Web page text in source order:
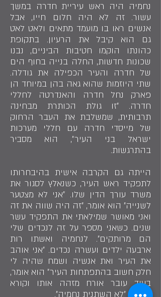
נחמיה היה ראש עיריית חדרה במשך
עשור. זה לא היה חלום חייו, אבל
אנשים ראו בו מועמד מתאים ולאט לאט
גם הוא קיבל את הרעיון. בתקופת
כהונתו הוקמו חטיבות הביניים, נבנו
שכונות חדשות, החלה בנייה בחוף הים
של חדרה והעיר הכפילה את גודלה.
שתי היוזמות שהוא גאה בהן במיוחד הן
פארק נחל חדרה והאנדרטה לחללי
חדרה. ״זו גולת הכותרת מבחינה
תרבותית, שמשלבת את העבר הרחוק
של מייסדי חדרה עם חללי מערכות
ישראל בני העיר״, הוא מסביר
בהתרגשות.
הייתה גם הקרבה אישית בהיבחרותו
לתפקיד ראש העיר, כשנאלץ לסגור את
משרד עורך הדין שלו. ״אני לא מצטער
לשנייה״ הוא אומר, ״זה היה שווה את זה
ואני מאושר שמילאתי את התפקיד עשר
שנים. כשאני מספר על זה לנכדים שלי
הם מרותקים״. לנחמיה ואשתו רות
ארבעה ילדים ועשרה נכדים. ״אני אוהב
את העיר ואת אנשיה ושמח שהיה לי
חלק חשוב בהתפתחות העיר״ הוא אומר,
בעוד עובר אורח מזהה אותו וקורא
מרחוק ״לא השתנית נחמיה״.